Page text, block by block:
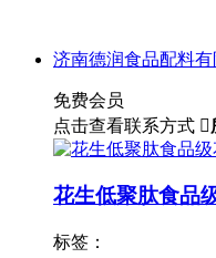
济南德润食品配料有
免费会员
点击查看联系方式 
花生低聚肽食品
标签：